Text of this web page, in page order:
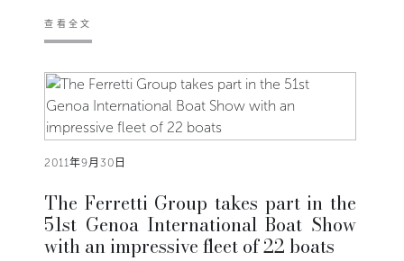
查看全文
2011年9月30日
The Ferretti Group takes part in the
51st Genoa International Boat Show
with an impressive fleet of 22 boats